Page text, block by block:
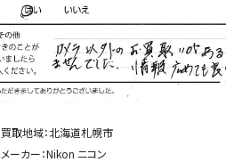
買取地域：北海道札幌市
メーカー：Nikon ニコン